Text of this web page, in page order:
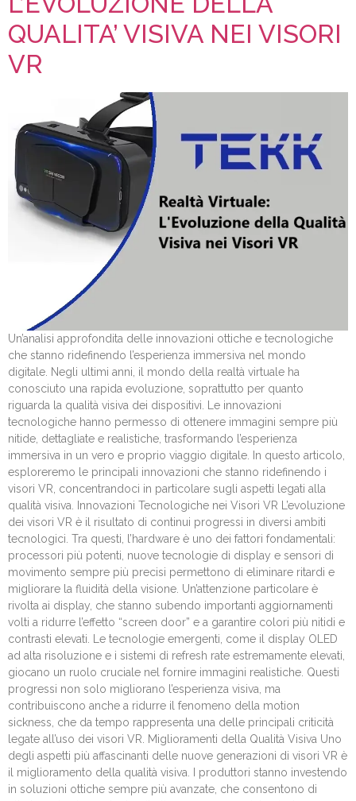
QUALITA’ VISIVA NEI VISORI
VR
Un’analisi approfondita delle innovazioni ottiche e tecnologiche
che stanno ridefinendo l’esperienza immersiva nel mondo
digitale. Negli ultimi anni, il mondo della realtà virtuale ha
conosciuto una rapida evoluzione, soprattutto per quanto
riguarda la qualità visiva dei dispositivi. Le innovazioni
tecnologiche hanno permesso di ottenere immagini sempre più
nitide, dettagliate e realistiche, trasformando l’esperienza
immersiva in un vero e proprio viaggio digitale. In questo articolo,
esploreremo le principali innovazioni che stanno ridefinendo i
visori VR, concentrandoci in particolare sugli aspetti legati alla
qualità visiva. Innovazioni Tecnologiche nei Visori VR L’evoluzione
dei visori VR è il risultato di continui progressi in diversi ambiti
tecnologici. Tra questi, l’hardware è uno dei fattori fondamentali:
processori più potenti, nuove tecnologie di display e sensori di
movimento sempre più precisi permettono di eliminare ritardi e
migliorare la fluidità della visione. Un’attenzione particolare è
rivolta ai display, che stanno subendo importanti aggiornamenti
volti a ridurre l’effetto “screen door” e a garantire colori più nitidi e
contrasti elevati. Le tecnologie emergenti, come il display OLED
ad alta risoluzione e i sistemi di refresh rate estremamente elevati,
giocano un ruolo cruciale nel fornire immagini realistiche. Questi
progressi non solo migliorano l’esperienza visiva, ma
contribuiscono anche a ridurre il fenomeno della motion
sickness, che da tempo rappresenta una delle principali criticità
legate all’uso dei visori VR. Miglioramenti della Qualità Visiva Uno
degli aspetti più affascinanti delle nuove generazioni di visori VR è
il miglioramento della qualità visiva. I produttori stanno investendo
in soluzioni ottiche sempre più avanzate, che consentono di